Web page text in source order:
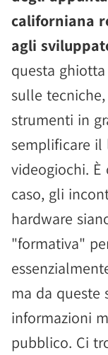
californiana
agli
questa
sulle
strumenti in
semplificare il
videogiochi. È
caso, gli
hardware
"formativa"
ma da queste
informazioni
pubblico. Ci